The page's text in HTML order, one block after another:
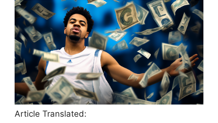
Article Translated: